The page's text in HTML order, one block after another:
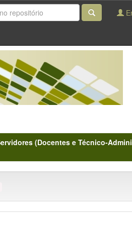
(Docentes e Técnico-